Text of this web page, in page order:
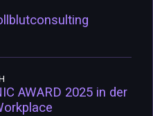
AWARD 2025 in der